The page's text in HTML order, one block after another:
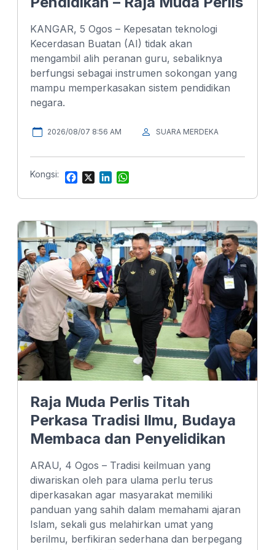
KANGAR, 5 Ogos – Kepesatan teknologi
Kecerdasan Buatan (AI) tidak akan
mengambil alih peranan guru, sebaliknya
berfungsi sebagai instrumen sokongan yang
mampu memperkasakan sistem pendidikan
negara.
2026/08/07 8:56 AM SUARA MERDEKA
Kongsi:
c
o
o
k
n
e
d
I
n
a
s
A
p
p
Raja Muda Perlis Titah
Perkasa Tradisi Ilmu, Budaya
Membaca dan Penyelidikan
ARAU, 4 Ogos – Tradisi keilmuan yang
diwariskan oleh para ulama perlu terus
diperkasakan agar masyarakat memiliki
panduan yang sahih dalam memahami ajaran
Islam, sekali gus melahirkan umat yang
berilmu, berfikiran sederhana dan berpegang